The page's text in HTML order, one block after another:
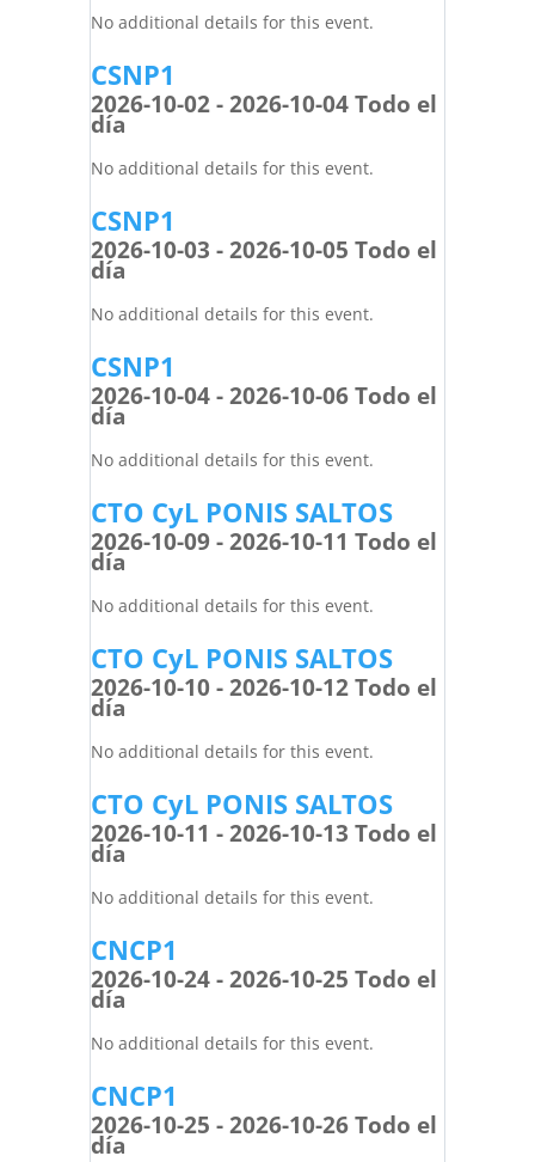
No additional details for this event.
CSNP1
2026-10-02 - 2026-10-04 Todo el
día
No additional details for this event.
CSNP1
2026-10-03 - 2026-10-05 Todo el
día
No additional details for this event.
CSNP1
2026-10-04 - 2026-10-06 Todo el
día
No additional details for this event.
CTO CyL PONIS SALTOS
2026-10-09 - 2026-10-11 Todo el
día
No additional details for this event.
CTO CyL PONIS SALTOS
2026-10-10 - 2026-10-12 Todo el
día
No additional details for this event.
CTO CyL PONIS SALTOS
2026-10-11 - 2026-10-13 Todo el
día
No additional details for this event.
CNCP1
2026-10-24 - 2026-10-25 Todo el
día
No additional details for this event.
CNCP1
2026-10-25 - 2026-10-26 Todo el
día